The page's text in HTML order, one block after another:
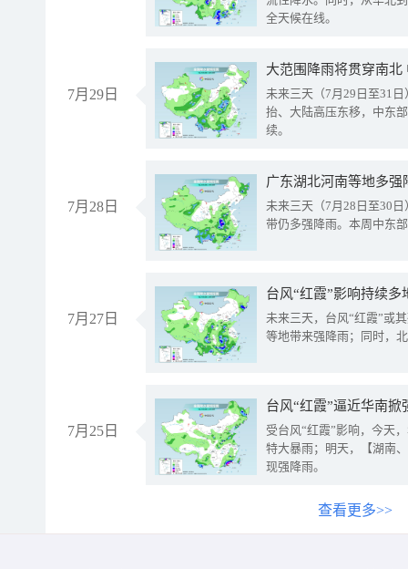
全天候在线。
7月29日
大范围降雨将贯穿南
未来三天（7月29日至31
抬、大陆高压东移，中东
续。
7月28日
广东湖北河南等地多
未来三天（7月28日至30
带仍多强降雨。本周中东
7月27日
台风“红霞”影响持续
未来三天，台风“红霞”或
等地带来强降雨；同时，
7月25日
台风“红霞”逼近华南
受台风“红霞”影响，今天
特大暴雨；明天，【湖南
现强降雨。
查看更多>>